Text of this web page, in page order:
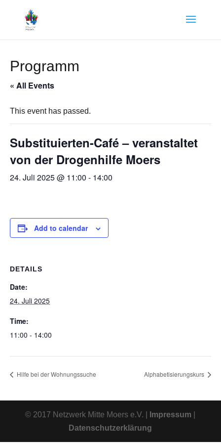
Programm
« All Events
This event has passed.
Substituierten-Café – veranstaltet
von der Drogenhilfe Moers
24. Juli 2025 @ 11:00 - 14:00
Add to calendar
DETAILS
Date:
24. Juli 2025
Time:
11:00 - 14:00
Hilfe bei der Wohnungssuche Alphabetisierungskurs
© 2017 Netzwerk Mitte Moers e.V. | Impressum
Datenschutzerklärung